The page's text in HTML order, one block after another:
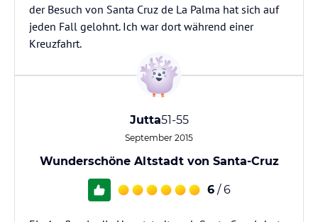
der Besuch von Santa Cruz de La Palma hat sich auf
jeden Fall gelohnt. Ich war dort während einer
Kreuzfahrt.
Jutta51-55
September 2015
Wunderschöne Altstadt von Santa-Cruz
6 / 6